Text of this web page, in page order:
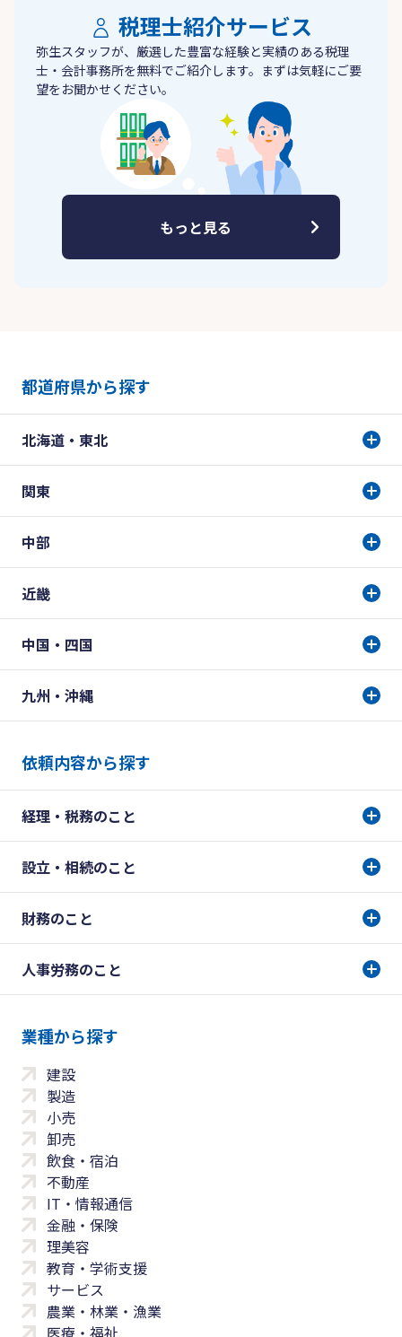
税理士紹介サービス
弥生スタッフが、厳選した豊富な経験と実績のある税理
士・会計事務所を無料でご紹介します。まずは気軽にご要
望をお聞かせください。
もっと見る
都道府県から探す
北海道・東北
関東
中部
近畿
中国・四国
九州・沖縄
依頼内容から探す
経理・税務のこと
設立・相続のこと
財務のこと
人事労務のこと
業種から探す
建設
製造
小売
卸売
飲食・宿泊
不動産
IT・情報通信
金融・保険
理美容
教育・学術支援
サービス
農業・林業・漁業
医療・福祉